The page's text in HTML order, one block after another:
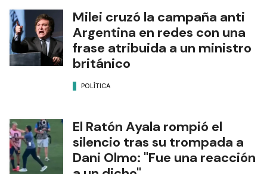
Milei cruzó la campaña anti
Argentina en redes con una
frase atribuida a un ministro
británico
POLÍTICA
El Ratón Ayala rompió el
silencio tras su trompada a
Dani Olmo: "Fue una reacción